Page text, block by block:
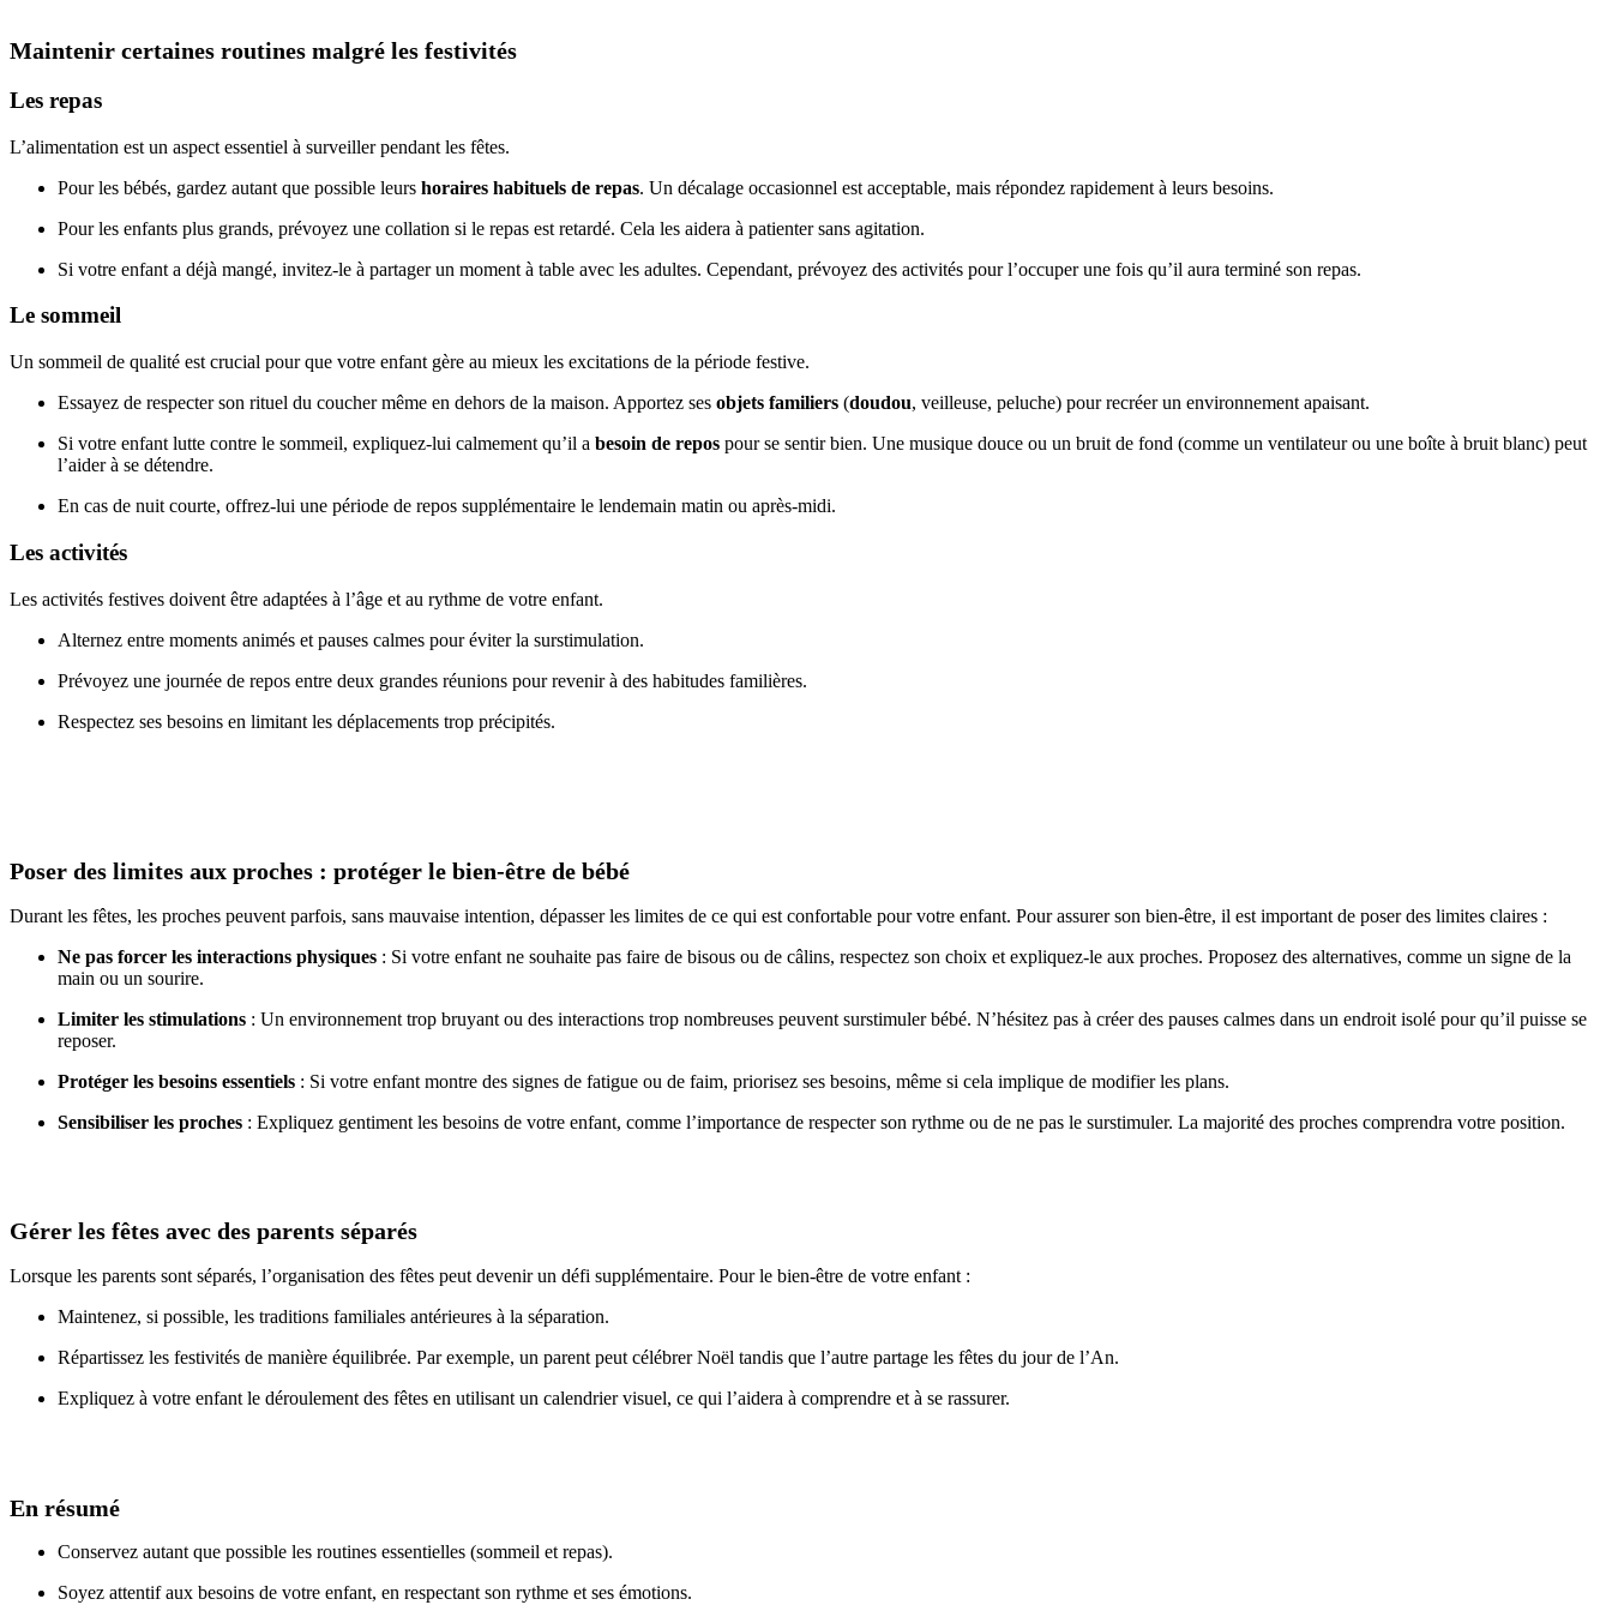
Maintenir certaines routines malgré les festivités
Les repas
L’alimentation est un aspect essentiel à surveiller pendant les fêtes.
Pour les bébés, gardez autant que possible leurs horaires habituels de repas. Un décalage occasionnel est acceptable, mais répondez rapidement à leurs besoins.
Pour les enfants plus grands, prévoyez une collation si le repas est retardé. Cela les aidera à patienter sans agitation.
Si votre enfant a déjà mangé, invitez-le à partager un moment à table avec les adultes. Cependant, prévoyez des activités pour l’occuper une fois qu’il aura terminé son repas.
Le sommeil
Un sommeil de qualité est crucial pour que votre enfant gère au mieux les excitations de la période festive.
Essayez de respecter son rituel du coucher même en dehors de la maison. Apportez ses objets familiers (doudou, veilleuse, peluche) pour recréer un environnement apaisant.
Si votre enfant lutte contre le sommeil, expliquez-lui calmement qu’il a besoin de repos pour se sentir bien. Une musique douce ou un bruit de fond (comme un ventilateur ou une boîte à bruit blanc) peut
l’aider à se détendre.
En cas de nuit courte, offrez-lui une période de repos supplémentaire le lendemain matin ou après-midi.
Les activités
Les activités festives doivent être adaptées à l’âge et au rythme de votre enfant.
Alternez entre moments animés et pauses calmes pour éviter la surstimulation.
Prévoyez une journée de repos entre deux grandes réunions pour revenir à des habitudes familières.
Respectez ses besoins en limitant les déplacements trop précipités.
Poser des limites aux proches : protéger le bien-être de bébé
Durant les fêtes, les proches peuvent parfois, sans mauvaise intention, dépasser les limites de ce qui est confortable pour votre enfant. Pour assurer son bien-être, il est important de poser des limites claires :
Ne pas forcer les interactions physiques : Si votre enfant ne souhaite pas faire de bisous ou de câlins, respectez son choix et expliquez-le aux proches. Proposez des alternatives, comme un signe de la
main ou un sourire.
Limiter les stimulations : Un environnement trop bruyant ou des interactions trop nombreuses peuvent surstimuler bébé. N’hésitez pas à créer des pauses calmes dans un endroit isolé pour qu’il puisse se
reposer.
Protéger les besoins essentiels : Si votre enfant montre des signes de fatigue ou de faim, priorisez ses besoins, même si cela implique de modifier les plans.
Sensibiliser les proches : Expliquez gentiment les besoins de votre enfant, comme l’importance de respecter son rythme ou de ne pas le surstimuler. La majorité des proches comprendra votre position.
Gérer les fêtes avec des parents séparés
Lorsque les parents sont séparés, l’organisation des fêtes peut devenir un défi supplémentaire. Pour le bien-être de votre enfant :
Maintenez, si possible, les traditions familiales antérieures à la séparation.
Répartissez les festivités de manière équilibrée. Par exemple, un parent peut célébrer Noël tandis que l’autre partage les fêtes du jour de l’An.
Expliquez à votre enfant le déroulement des fêtes en utilisant un calendrier visuel, ce qui l’aidera à comprendre et à se rassurer.
En résumé
Conservez autant que possible les routines essentielles (sommeil et repas).
Soyez attentif aux besoins de votre enfant, en respectant son rythme et ses émotions.